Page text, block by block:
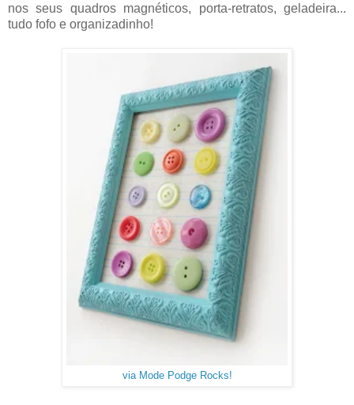
nos seus quadros magnéticos, porta-retratos, geladeira...
tudo fofo e organizadinho!
via Mode Podge Rocks!